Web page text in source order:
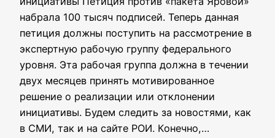
набрала 100 тысяч подписей. Теперь данная
петиция должны поступить на рассмотрение в
экспертную рабочую группу федерального
уровня. Эта рабочая группа должна в течении
двух месяцев принять мотивированное
решение о реализации или отклонении
инициативы. Будем следить за новостями, как
в СМИ, так и на сайте РОИ. Конечно,…